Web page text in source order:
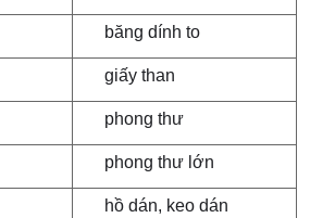
băng dính to
giấy than
phong thư
phong thư lớn
hồ dán, keo dán